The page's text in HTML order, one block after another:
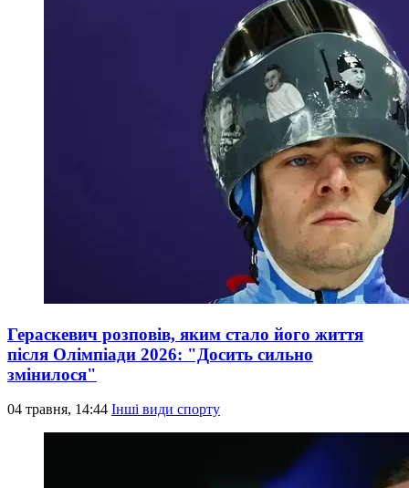
Гераскевич розповів, яким стало його життя
після Олімпіади 2026: "Досить сильно
змінилося"
04 травня, 14:44 Інші види спорту